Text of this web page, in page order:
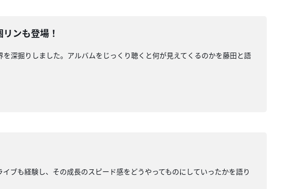
ンも登場！
深掘りしました。アルバムをじっくり聴くと何が見えてくるのかを藤田と語
ブも経験し、その成長のスピード感をどうやってものにしていったかを語り